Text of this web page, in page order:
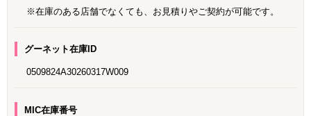
※在庫のある店舗でなくても、お見積りやご契約が可能です。
グーネット在庫ID
0509824A30260317W009
MIC在庫番号